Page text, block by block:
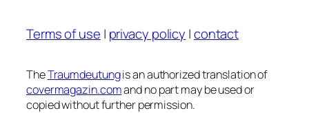
Terms of use | privacy policy |contact
TheTraumdeutungis an authorized translation of
covermagazin.comand no part may be used or
copied without further permission.